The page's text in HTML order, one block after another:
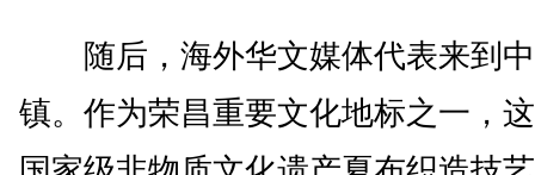
随后，海外华文媒体代表来到中
镇。作为荣昌重要文化地标之一，